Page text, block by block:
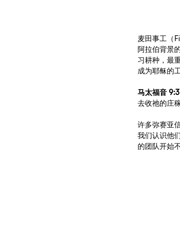
麦田事工（
阿拉伯背景
习耕种，最
成为耶稣的
马太福音
去收祂的庄稼
许多弥赛亚
我们认识他
的团队开始